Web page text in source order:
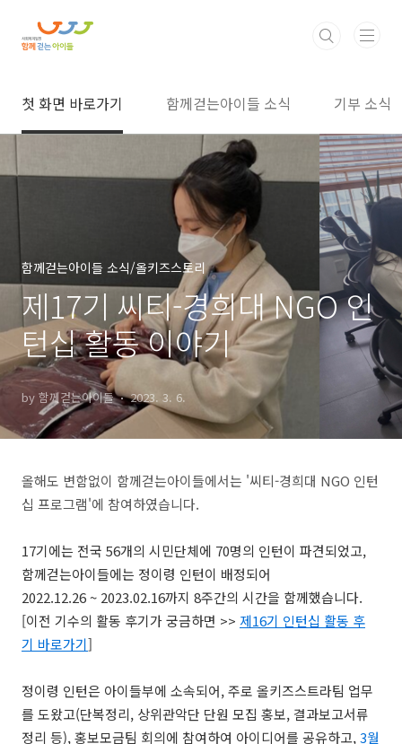
첫 화면 바로가기 함께걷는아이들 소식 기부 소식
함께걷는아이들 소식/올키즈스토리
제17기 씨티-경희대 NGO 인
턴십 활동 이야기
by 함께걷는아이들 2023. 3. 6.
올해도 변함없이 함께걷는아이들에서는 '씨티-경희대 NGO 인턴
십 프로그램'에 참여하였습니다.
17기에는 전국 56개의 시민단체에 70명의 인턴이 파견되었고,
함께걷는아이들에는 정이령 인턴이 배정되어
2022.12.26 ~ 2023.02.16까지 8주간의 시간을 함께했습니다.
[이전 기수의 활동 후기가 궁금하면 >> 제16기 인턴십 활동 후
기 바로가기]
정이령 인턴은 아이들부에 소속되어, 주로 올키즈스트라팀 업무
를 도왔고(단복정리, 상위관악단 단원 모집 홍보, 결과보고서류
정리 등), 홍보모금팀 회의에 참여하여 아이디어를 공유하고,3월